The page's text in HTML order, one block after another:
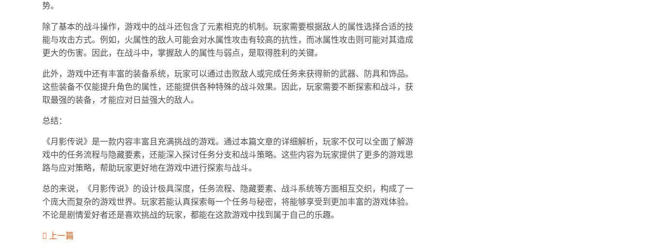
势。
除了基本的战斗操作，游戏中的战斗还包含了元素相克的机制。玩家需要根据敌人的属性选择合适的技
能与攻击方式。例如，火属性的敌人可能会对水属性攻击有较高的抗性，而冰属性攻击则可能对其造成
更大的伤害。因此，在战斗中，掌握敌人的属性与弱点，是取得胜利的关键。
此外，游戏中还有丰富的装备系统，玩家可以通过击败敌人或完成任务来获得新的武器、防具和饰品。
这些装备不仅能提升角色的属性，还能提供各种特殊的战斗效果。因此，玩家需要不断探索和战斗，获
取最强的装备，才能应对日益强大的敌人。
总结：
《月影传说》是一款内容丰富且充满挑战的游戏。通过本篇文章的详细解析，玩家不仅可以全面了解游
戏中的任务流程与隐藏要素，还能深入探讨任务分支和战斗策略。这些内容为玩家提供了更多的游戏思
路与应对策略，帮助玩家更好地在游戏中进行探索与战斗。
总的来说，《月影传说》的设计极具深度，任务流程、隐藏要素、战斗系统等方面相互交织，构成了一
个庞大而复杂的游戏世界。玩家若能认真探索每一个任务与秘密，将能够享受到更加丰富的游戏体验。
不论是剧情爱好者还是喜欢挑战的玩家，都能在这款游戏中找到属于自己的乐趣。
上一篇